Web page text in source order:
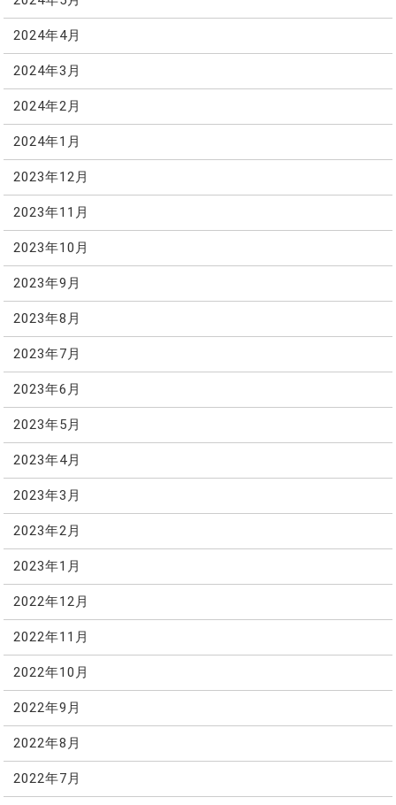
2024年4月
2024年3月
2024年2月
2024年1月
2023年12月
2023年11月
2023年10月
2023年9月
2023年8月
2023年7月
2023年6月
2023年5月
2023年4月
2023年3月
2023年2月
2023年1月
2022年12月
2022年11月
2022年10月
2022年9月
2022年8月
2022年7月